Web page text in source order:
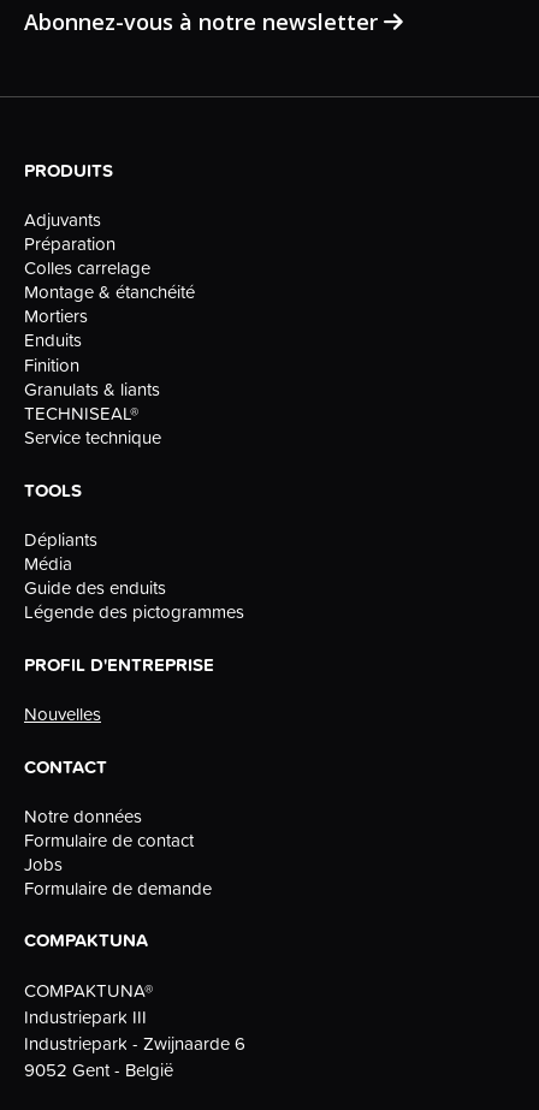
Abonnez-vous à notre newsletter
PRODUITS
Adjuvants
Préparation
Colles carrelage
Montage & étanchéité
Mortiers
Enduits
Finition
Granulats & liants
TECHNISEAL®
Service technique
TOOLS
Dépliants
Média
Guide des enduits
Légende des pictogrammes
PROFIL D'ENTREPRISE
Nouvelles
CONTACT
Notre données
Formulaire de contact
Jobs
Formulaire de demande
COMPAKTUNA
COMPAKTUNA®
Industriepark III
Industriepark - Zwijnaarde 6
9052 Gent - België